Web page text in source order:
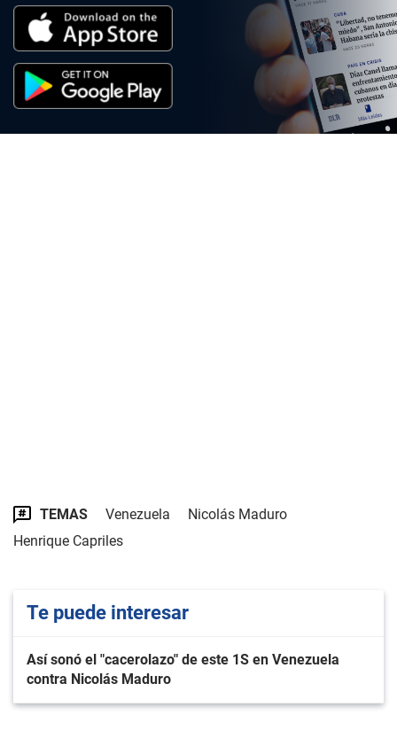
TEMAS Venezuela
Nicolás Maduro
Henrique Capriles
Te puede interesar
Así sonó el "cacerolazo" de este 1S en Venezuela
contra Nicolás Maduro